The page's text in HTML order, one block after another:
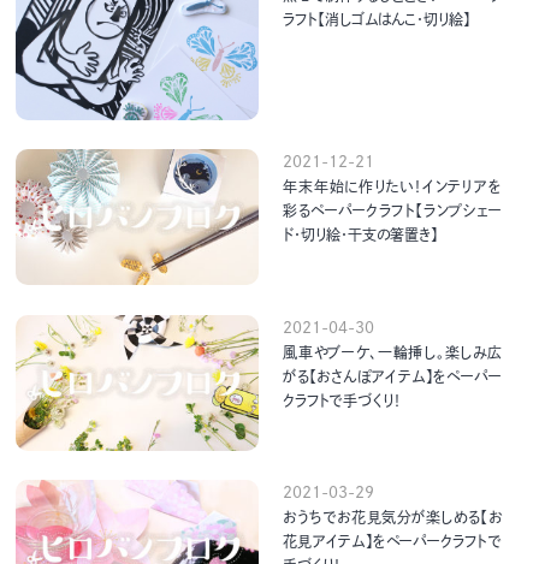
ラフト【消しゴムはんこ・切り絵】
2021-12-21
年末年始に作りたい！インテリアを
彩るペーパークラフト【ランプシェー
ド・切り絵・干支の箸置き】
2021-04-30
風車やブーケ、一輪挿し。楽しみ広
がる【おさんぽアイテム】をペーパー
クラフトで手づくり！
2021-03-29
おうちでお花見気分が楽しめる【お
花見アイテム】をペーパークラフトで